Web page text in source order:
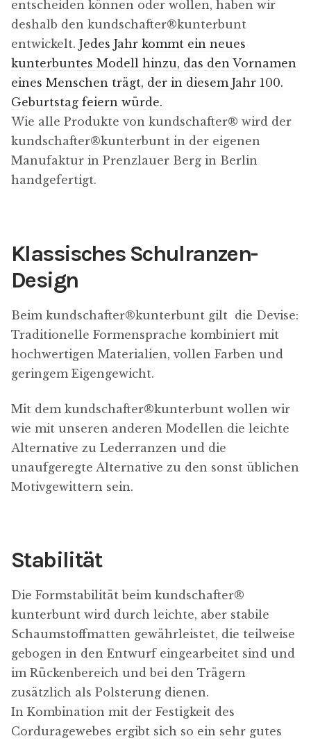
entscheiden können oder wollen, haben wir
deshalb den kundschafter​®​kunterbunt
entwickelt. Jedes Jahr kommt ein neues
kunterbuntes Modell hinzu, das den Vornamen
eines Menschen trägt, der in diesem Jahr 100.
Geburtstag feiern würde.
Wie alle Produkte von kundschafter​® wird der
kundschafter​®​kunterbunt in der eigenen
Manufaktur in Prenzlauer Berg in Berlin
handgefertigt.
Klassisches Schulranzen-
Design
Beim kundschafter​®​kunterbunt gilt die Devise:
Traditionelle Formensprache kombiniert mit
hochwertigen Materialien, vollen Farben und
geringem Eigengewicht.
Mit dem kundschafter​®​kunterbunt wollen wir
wie mit unseren anderen Modellen die leichte
Alternative zu Lederranzen und die
unaufgeregte Alternative zu den sonst üblichen
Motivgewittern sein.
Stabilität
Die Formstabilität beim kundschafter​®​
kunterbunt wird durch leichte, aber stabile
Schaumstoffmatten gewährleistet, die teilweise
gebogen in den Entwurf eingearbeitet sind und
im Rückenbereich und bei den Trägern
zusätzlich als Polsterung dienen.
In Kombination mit der Festigkeit des
Corduragewebes ergibt sich so ein sehr gutes